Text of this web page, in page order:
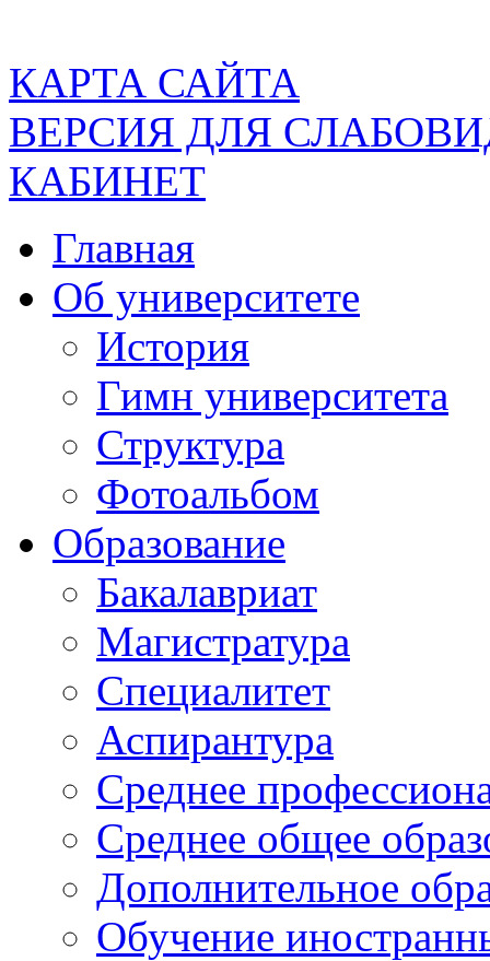
КАРТА САЙТА
ВЕРСИЯ ДЛЯ
КАБИНЕТ
Главная
Об университете
История
Гимн университета
Структура
Фотоальбом
Образование
Бакалавриат
Магистратура
Специалитет
Аспирантура
Среднее
Среднее общее
Дополнительное
Обучение